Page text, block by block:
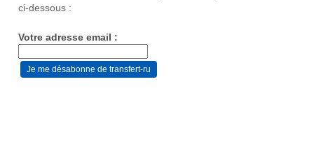
ci-dessous :
Votre adresse email :